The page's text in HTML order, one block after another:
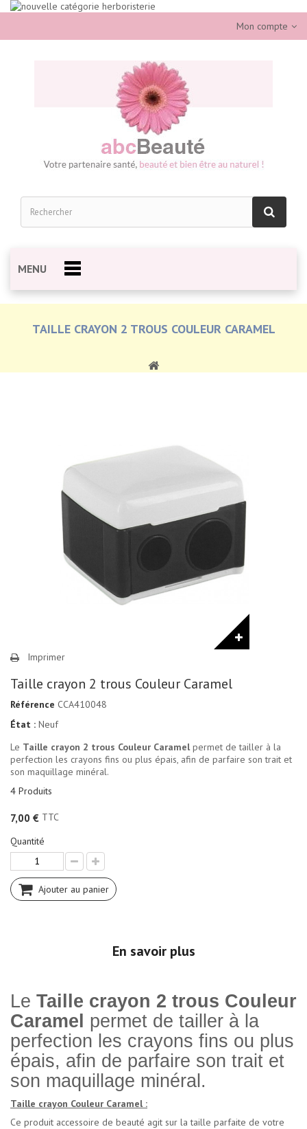
Mon compte
MENU
TAILLE CRAYON 2 TROUS COULEUR CARAMEL
Imprimer
Taille crayon 2 trous Couleur Caramel
Référence CCA410048
État : Neuf
Le Taille crayon 2 trous Couleur Caramelpermet de tailler à la
perfection les crayons fins ou plus épais, afin de parfaire son trait et
son maquillage minéral.
4 Produits
7,00 € TTC
Quantité
Ajouter au panier
En savoir plus
Le Taille crayon 2 trous Couleur
Caramel permet de tailler à la
perfection les crayons fins ou plus
épais, afin de parfaire son trait et
son maquillage minéral.
Taille crayon Couleur Caramel :
Ce produit accessoire de beauté agit sur la taille parfaite de votre